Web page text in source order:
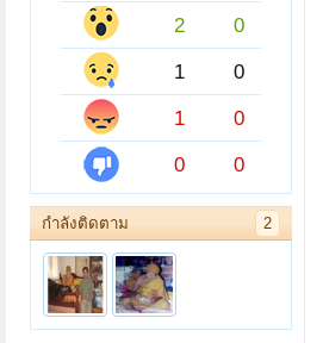
2
0
1
0
1
0
0
0
กำลังติดตาม 2